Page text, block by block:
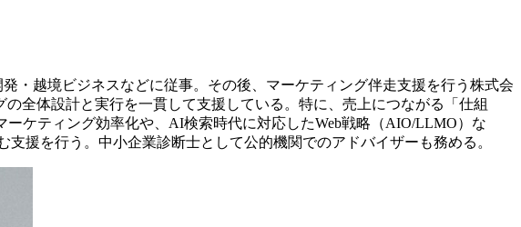
・越境ビジネスなどに従事。その後、マーケティング伴走支援を行う株式会
全体設計と実行を一貫して支援している。特に、売上につながる「仕組
ケティング効率化や、AI検索時代に対応したWeb戦略（AIO/LLMO）な
援を行う。中小企業診断士として公的機関でのアドバイザーも務める。